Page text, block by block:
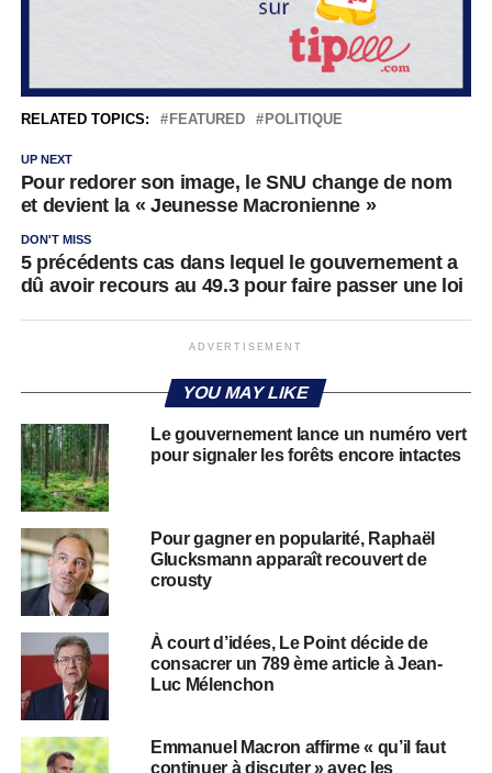
RELATED TOPICS: FEATURED POLITIQUE
UP NEXT
Pour redorer son image, le SNU change de nom
et devient la « Jeunesse Macronienne »
DON'T MISS
5 précédents cas dans lequel le gouvernement a
dû avoir recours au 49.3 pour faire passer une loi
ADVERTISEMENT
YOU MAY LIKE
Le gouvernement lance un numéro vert
pour signaler les forêts encore intactes
Pour gagner en popularité, Raphaël
Glucksmann apparaît recouvert de
crousty
À court d’idées, Le Point décide de
consacrer un 789 ème article à Jean-
Luc Mélenchon
Emmanuel Macron affirme « qu’il faut
continuer à discuter » avec les